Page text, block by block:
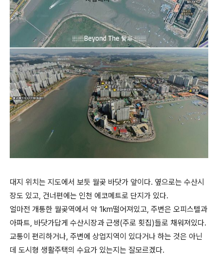
대지 위치는 지도에서 보듯 월곶 바닷가 앞이다. 옆으로는 수산시
장도 있고, 건너편에는 인천 에코메트로 단지가 있다.
얼마전 개통한 월곶역에서 약 1km떨어져있고, 주변은 오피스텔과
아파트, 바닷가답게 수산시장과 근생(주로 횟집)들로 채워져있다.
교통이 편리하거나, 주변에 상업지역이 있다거나 하는 것은 아닌
데 도시형 생활주택의 수요가 있는지는 잘모르겠다.